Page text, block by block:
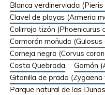
Blanca verdinerviada (Pieris
Clavel de playas (Armeria
Colirrojo tizón (Phoenicurus
Cormorán moñudo
Corneja negra (Corvus
Costa Quebrada
Gamón
Gitanilla de prado (Zygaena
Parque natural de las